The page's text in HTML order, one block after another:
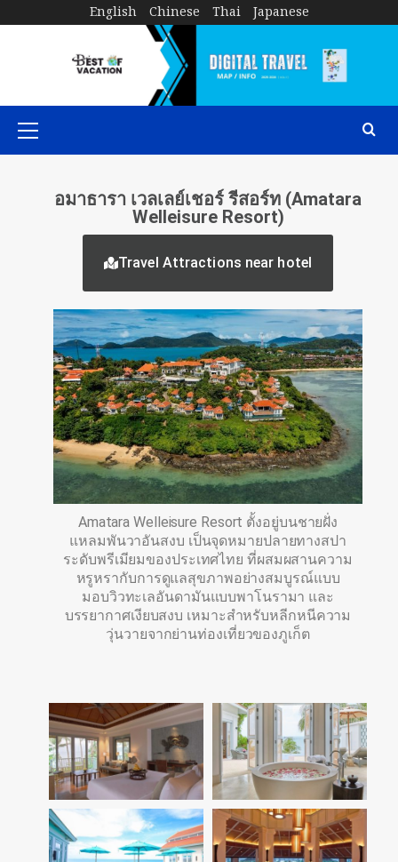
English Chinese Thai Japanese
อมาธารา เวลเลย์เชอร์ รีสอร์ท (Amatara
Welleisure Resort)
Travel Attractions near hotel
Amatara Welleisure Resort ตั้งอยู่บนชายฝั่ง
แหลมพันวาอันสงบ เป็นจุดหมายปลายทางสปา
ระดับพรีเมียมของประเทศไทย ที่ผสมผสานความ
หรูหรากับการดูแลสุขภาพอย่างสมบูรณ์แบบ
มอบวิวทะเลอันดามันแบบพาโนรามา และ
บรรยากาศเงียบสงบ เหมาะสำหรับหลีกหนีความ
วุ่นวายจากย่านท่องเที่ยวของภูเก็ต